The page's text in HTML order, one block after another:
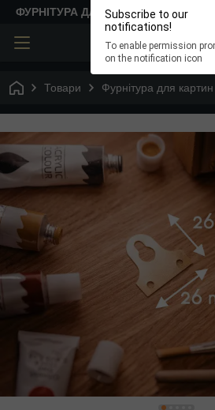
Subscribe to our
notifications!
To enable permission
on the notification icon
ФУРНІТУРА ДЛЯ ТВОРЧОСТІ
Товари Фурнітура для картин